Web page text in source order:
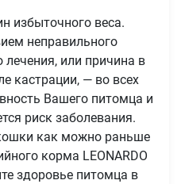
избыточного веса.
неправильного
или причина в
кастрации, — во всех
Вашего питомца и
риск заболевания.
как можно раньше
корма LEONARDO
здоровье питомца в